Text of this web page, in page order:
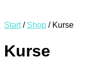
Start/ Shop / Kurse
Kurse